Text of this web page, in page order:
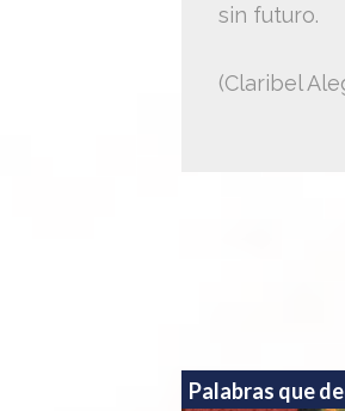
sin futuro.
(Claribel
Palabras que